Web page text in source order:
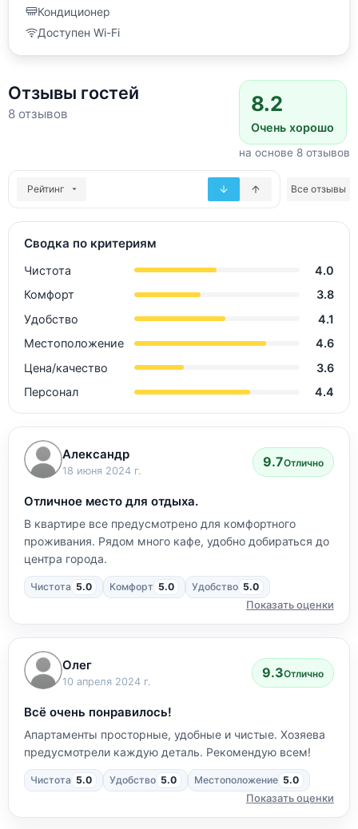
Кондиционер
Доступен Wi-Fi
Отзывы гостей
8 отзывов 8.2
Очень хорошо
на основе 8 отзывов
Рейтинг Все отзывы
Сводка по критериям
Чистота
4.0
Комфорт
3.8
Удобство
4.1
Местоположение
4.6
Цена/качество
3.6
Персонал
4.4
Александр
18 июня 2024 г.
9.7Отлично
Отличное место для отдыха.
В квартире все предусмотрено для комфортного
проживания. Рядом много кафе, удобно добираться до
центра города.
Чистота 5.0 Комфорт 5.0 Удобство 5.0
Показать оценки
Олег
10 апреля 2024 г.
9.3Отлично
Всё очень понравилось!
Апартаменты просторные, удобные и чистые. Хозяева
предусмотрели каждую деталь. Рекомендую всем!
Чистота 5.0 Удобство 5.0 Местоположение 5.0
Показать оценки